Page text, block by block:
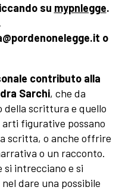
su mypnlegge.
o
contributo alla
Sarchi, che da
della scrittura e quello
arti figurative possano
scritta, o anche offrire
o un racconto.
si intrecciano e si
dare una possibile